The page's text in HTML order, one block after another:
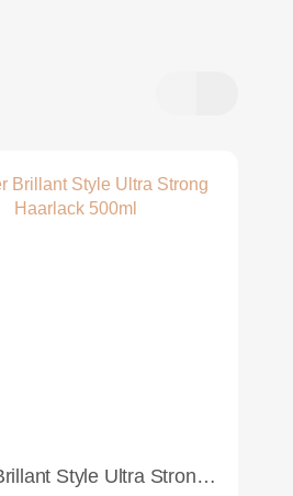
Super Brillant Style Ultra Strong Haarlack 500ml